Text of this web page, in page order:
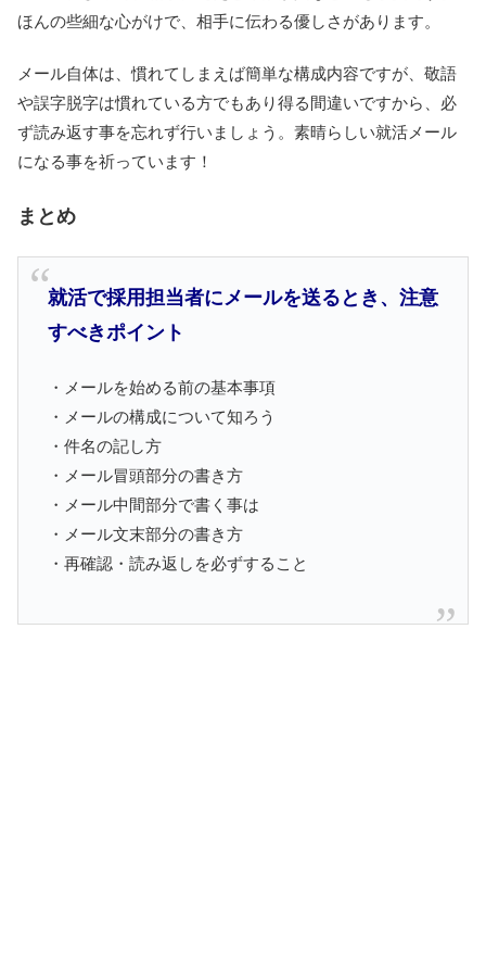
ほんの些細な心がけで、相手に伝わる優しさがあります。
メール自体は、慣れてしまえば簡単な構成内容ですが、敬語
や誤字脱字は慣れている方でもあり得る間違いですから、必
ず読み返す事を忘れず行いましょう。素晴らしい就活メール
になる事を祈っています！
まとめ
就活で採用担当者にメールを送るとき、注意
すべきポイント
・メールを始める前の基本事項
・メールの構成について知ろう
・件名の記し方
・メール冒頭部分の書き方
・メール中間部分で書く事は
・メール文末部分の書き方
・再確認・読み返しを必ずすること